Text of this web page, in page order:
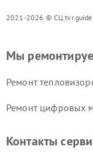
2021-2026 © СЦ
Мы
Ремонт
Ремонт цифровых
Контакты